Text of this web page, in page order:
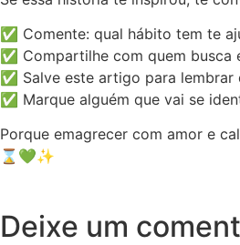
✅ Comente: qual hábito tem te
✅ Compartilhe com quem busca
✅ Salve este artigo para lembrar
✅ Marque alguém que vai se
Porque emagrecer com amor e
⌛💚✨
Deixe um